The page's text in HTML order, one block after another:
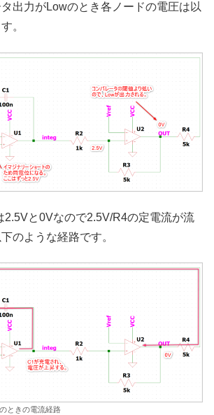
出力がLowのとき各ノードの電圧は以
。
2.5Vと0Vなので2.5V/R4の定電流が流
のような経路です。
ときの電流経路